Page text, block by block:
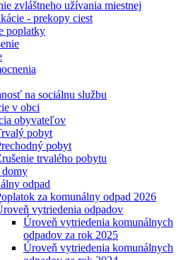
zvláštneho užívania miestnej
- prekopy ciest
poplatky
na sociálnu službu
v obci
obyvateľov
pobyt
pobyt
trvalého pobytu
odpad
za komunálny odpad 2026
vytriedenia odpadov
Úroveň vytriedenia komunálnych
odpadov za rok 2025
Úroveň vytriedenia komunálnych